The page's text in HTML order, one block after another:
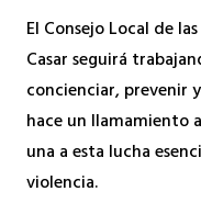
El Consejo Local de
Casar seguirá
concienciar, prevenir
hace un llamamiento
una a esta lucha
violencia.